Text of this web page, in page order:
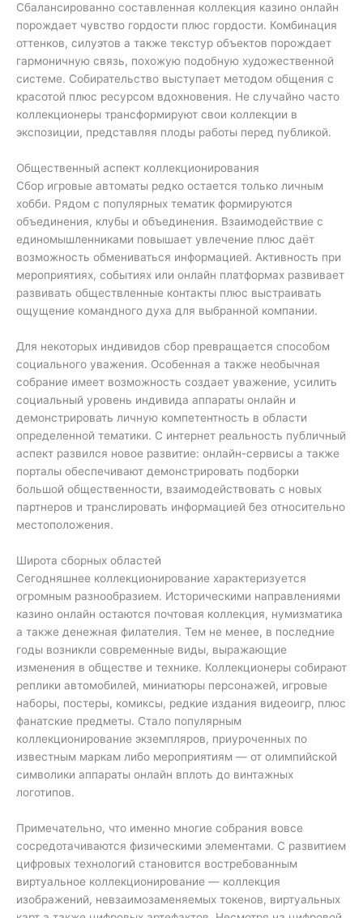
Сбалансированно составленная коллекция казино онлайн
порождает чувство гордости плюс гордости. Комбинация
оттенков, силуэтов а также текстур объектов порождает
гармоничную связь, похожую подобную художественной
системе. Собирательство выступает методом общения с
красотой плюс ресурсом вдохновения. Не случайно часто
коллекционеры трансформируют свои коллекции в
экспозиции, представляя плоды работы перед публикой.
Общественный аспект коллекционирования
Сбор игровые автоматы редко остается только личным
хобби. Рядом с популярных тематик формируются
объединения, клубы и объединения. Взаимодействие с
единомышленниками повышает увлечение плюс даёт
возможность обмениваться информацией. Активность при
мероприятиях, событиях или онлайн платформах развивает
развивать обществленные контакты плюс выстраивать
ощущение командного духа для выбранной компании.
Для некоторых индивидов сбор превращается способом
социального уважения. Особенная а также необычная
собрание имеет возможность создает уважение, усилить
социальный уровень индивида аппараты онлайн и
демонстрировать личную компетентность в области
определенной тематики. С интернет реальность публичный
аспект развился новое развитие: онлайн-сервисы а также
порталы обеспечивают демонстрировать подборки
большой общественности, взаимодействовать с новых
партнеров и транслировать информацией без относительно
местоположения.
Широта сборных областей
Сегодняшнее коллекционирование характеризуется
огромным разнообразием. Историческими направлениями
казино онлайн остаются почтовая коллекция, нумизматика
а также денежная филателия. Тем не менее, в последние
годы возникли современные виды, выражающие
изменения в обществе и технике. Коллекционеры собирают
реплики автомобилей, миниатюры персонажей, игровые
наборы, постеры, комиксы, редкие издания видеоигр, плюс
фанатские предметы. Стало популярным
коллекционирование экземпляров, приуроченных по
известным маркам либо мероприятиям — от олимпийской
символики аппараты онлайн вплоть до винтажных
логотипов.
Примечательно, что именно многие собрания вовсе
сосредотачиваются физическими элементами. С развитием
цифровых технологий становится востребованным
виртуальное коллекционирование — коллекция
изображений, невзаимозаменяемых токенов, виртуальных